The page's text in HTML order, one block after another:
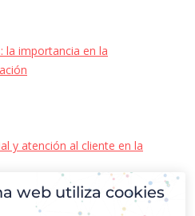
la importancia en la
y atención al cliente en la
web utiliza cookies